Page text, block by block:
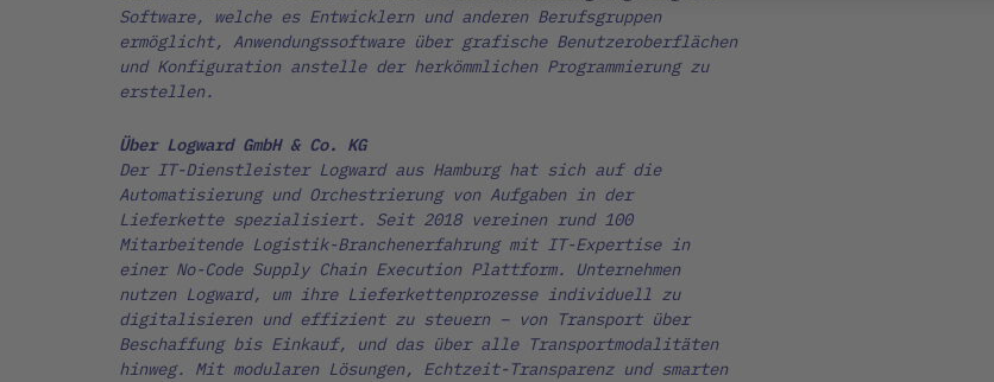
Software, welche es Entwicklern und anderen Berufsgruppen
ermöglicht, Anwendungssoftware über grafische Benutzeroberflächen
und Konfiguration anstelle der herkömmlichen Programmierung zu
erstellen.
Über LogwardGmbH & Co. KG
Der IT-Dienstleister Logward aus Hamburg hat sich auf die
Automatisierung und Orchestrierung von Aufgaben in der
Lieferkette spezialisiert. Seit 2018 vereinen rund 100
Mitarbeitende Logistik-Branchenerfahrung mit IT-Expertise in
einer No-Code Supply Chain Execution Plattform. Unternehmen
nutzen Logward, um ihre Lieferkettenprozesse individuell zu
digitalisieren und effizient zu steuern – von Transport über
Beschaffung bis Einkauf, und das über alle Transportmodalitäten
hinweg. Mit modularen Lösungen, Echtzeit-Transparenz und smarten